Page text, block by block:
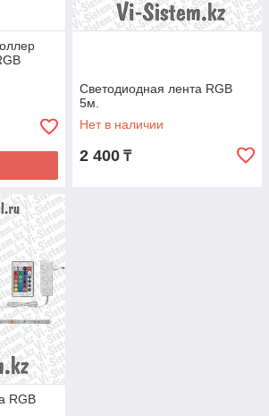
Светодиодная лента RGB
5м.
Нет в наличии
2 400 ₸
RGB